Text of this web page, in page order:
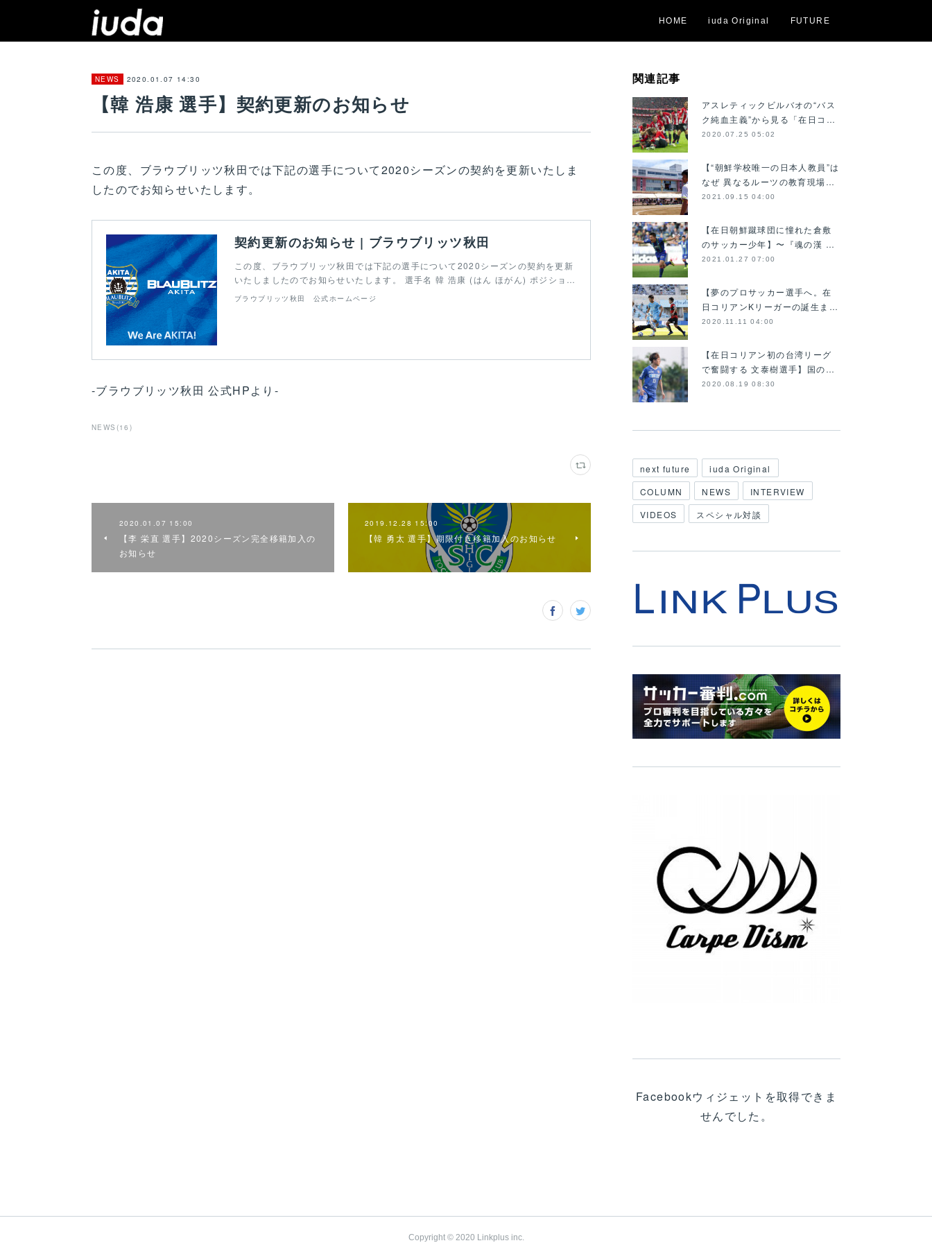
HOME iuda Original FUTURE
NEWS 2020.01.07 14:30
【韓 浩康 選手】契約更新のお知らせ
この度、ブラウブリッツ秋田では下記の選手について2020シーズンの契約を更新いたしま
したのでお知らせいたします。
契約更新のお知らせ | ブラウブリッツ秋田
この度、ブラウブリッツ秋田では下記の選手について2020シーズンの契約を更新
いたしましたのでお知らせいたします。 選手名 韓 浩康 (はん ほがん) ポジショ…
ブラウブリッツ秋田 公式ホームページ
-ブラウブリッツ秋田 公式HPより-
NEWS (16 )
2020.01.07 15:00
【李 栄直 選手】2020シーズン完全移籍加入の
お知らせ
2019.12.28 15:00
【韓 勇太 選手】期限付き移籍加入のお知らせ
関連記事
アスレティックビルバオの“バス
ク純血主義”から見る「在日コ…
2020.07.25 05:02
【“朝鮮学校唯一の日本人教員”は
なぜ 異なるルーツの教育現場…
2021.09.15 04:00
【在日朝鮮蹴球団に憧れた倉敷
のサッカー少年】〜『魂の漢 …
2021.01.27 07:00
【夢のプロサッカー選手へ。在
日コリアンKリーガーの誕生ま…
2020.11.11 04:00
【在日コリアン初の台湾リーグ
で奮闘する 文泰樹選手】国の…
2020.08.19 08:30
next future
iuda Original
COLUMN
NEWS
INTERVIEW
VIDEOS
スペシャル対談
Facebookウィジェットを取得できま
せんでした。
Copyright © 2020 Linkplus inc.